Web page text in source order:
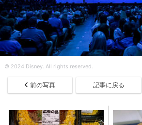
© 2024 Disney. All rights reserved.
前の写真 記事に戻る